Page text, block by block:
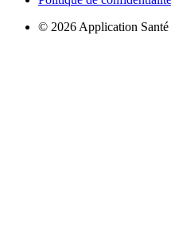
© 2026 Application Santé